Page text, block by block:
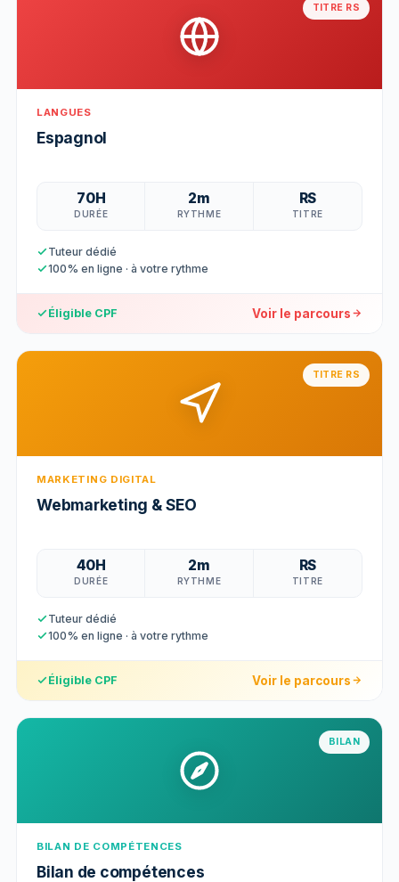
TITRE RS
LANGUES
Espagnol
70H
DURÉE
2m
RYTHME
RS
TITRE
Tuteur dédié
100% en ligne · à votre rythme
Éligible CPF Voir le parcours
TITRE RS
MARKETING DIGITAL
Webmarketing & SEO
40H
DURÉE
2m
RYTHME
RS
TITRE
Tuteur dédié
100% en ligne · à votre rythme
Éligible CPF Voir le parcours
BILAN
BILAN DE COMPÉTENCES
Bilan de compétences